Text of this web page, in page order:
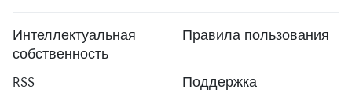
Интеллектуальная
собственность
Правила пользования
RSS
Поддержка